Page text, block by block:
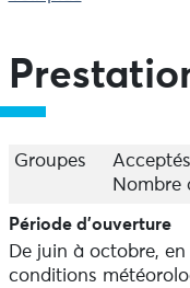
Groupes
Acceptés
Nombre
Période d'ouverture
De juin à octobre,
conditions